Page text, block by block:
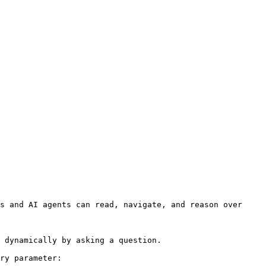
and AI agents can read, navigate, and reason over
by asking a question.
parameter: